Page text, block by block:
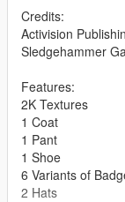
Credits:
Activision
Sledgehammer
Features:
2K Textures
1 Coat
1 Pant
1 Shoe
6 Variants of
2 Hats